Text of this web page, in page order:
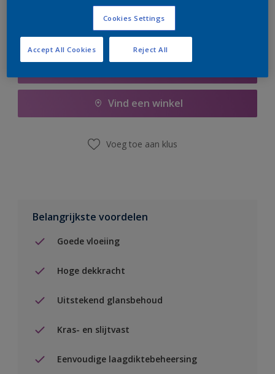
Vind een winkel
Voeg toe aan klus
Belangrijkste voordelen
Goede vloeiing
Hoge dekkracht
Uitstekend glansbehoud
Kras- en slijtvast
Eenvoudige laagdiktebeheersing
Cookies Settings
Reject All
Accept All Cookies